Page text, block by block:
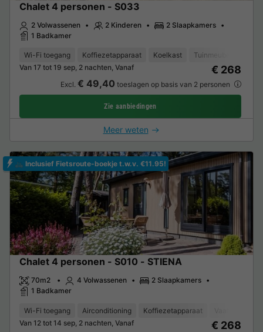
Chalet 4 personen - S033
2 Volwassenen 2 Kinderen
2 Slaapkamers
1 Badkamer
Wi-Fi toegang Koffiezetapparaat Koelkast Tuinmeubelen
Van 17 tot 19 sep, 2 nachten, Vanaf
€ 268
Excl. € 49,40 toeslagen op basis van 2 personen
Zie aanbiedingen
Meer weten
🚲 Inclusief Fietsroute-boekje t.w.v. €11.95!
Chalet 4 personen - S010 - STIENA
70m2 4 Volwassenen
2 Slaapkamers
1 Badkamer
Wi-Fi toegang Airconditioning Koffiezetapparaat
Van 12 tot 14 sep, 2 nachten, Vanaf
€ 268